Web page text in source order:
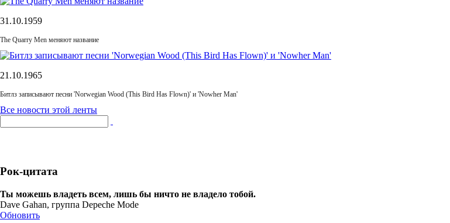
31.10.1959
The Quarry Men меняют название
21.10.1965
Битлз записывают песни 'Norwegian Wood (This Bird Has Flown)' и 'Nowher Man'
Все новости этой ленты
Рок-цитата
Ты можешь владеть всем, лишь бы ничто не владело тобой.
Dave Gahan, группа Depeche Mode
Обновить